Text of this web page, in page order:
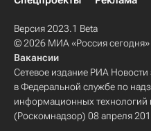
Версия 2023.1 Beta
© 2026 МИА «Россия сегодня»
Вакансии
Сетевое издание РИА Новости
в Федеральной службе по
информационных
(Роскомнадзор) 08 апреля